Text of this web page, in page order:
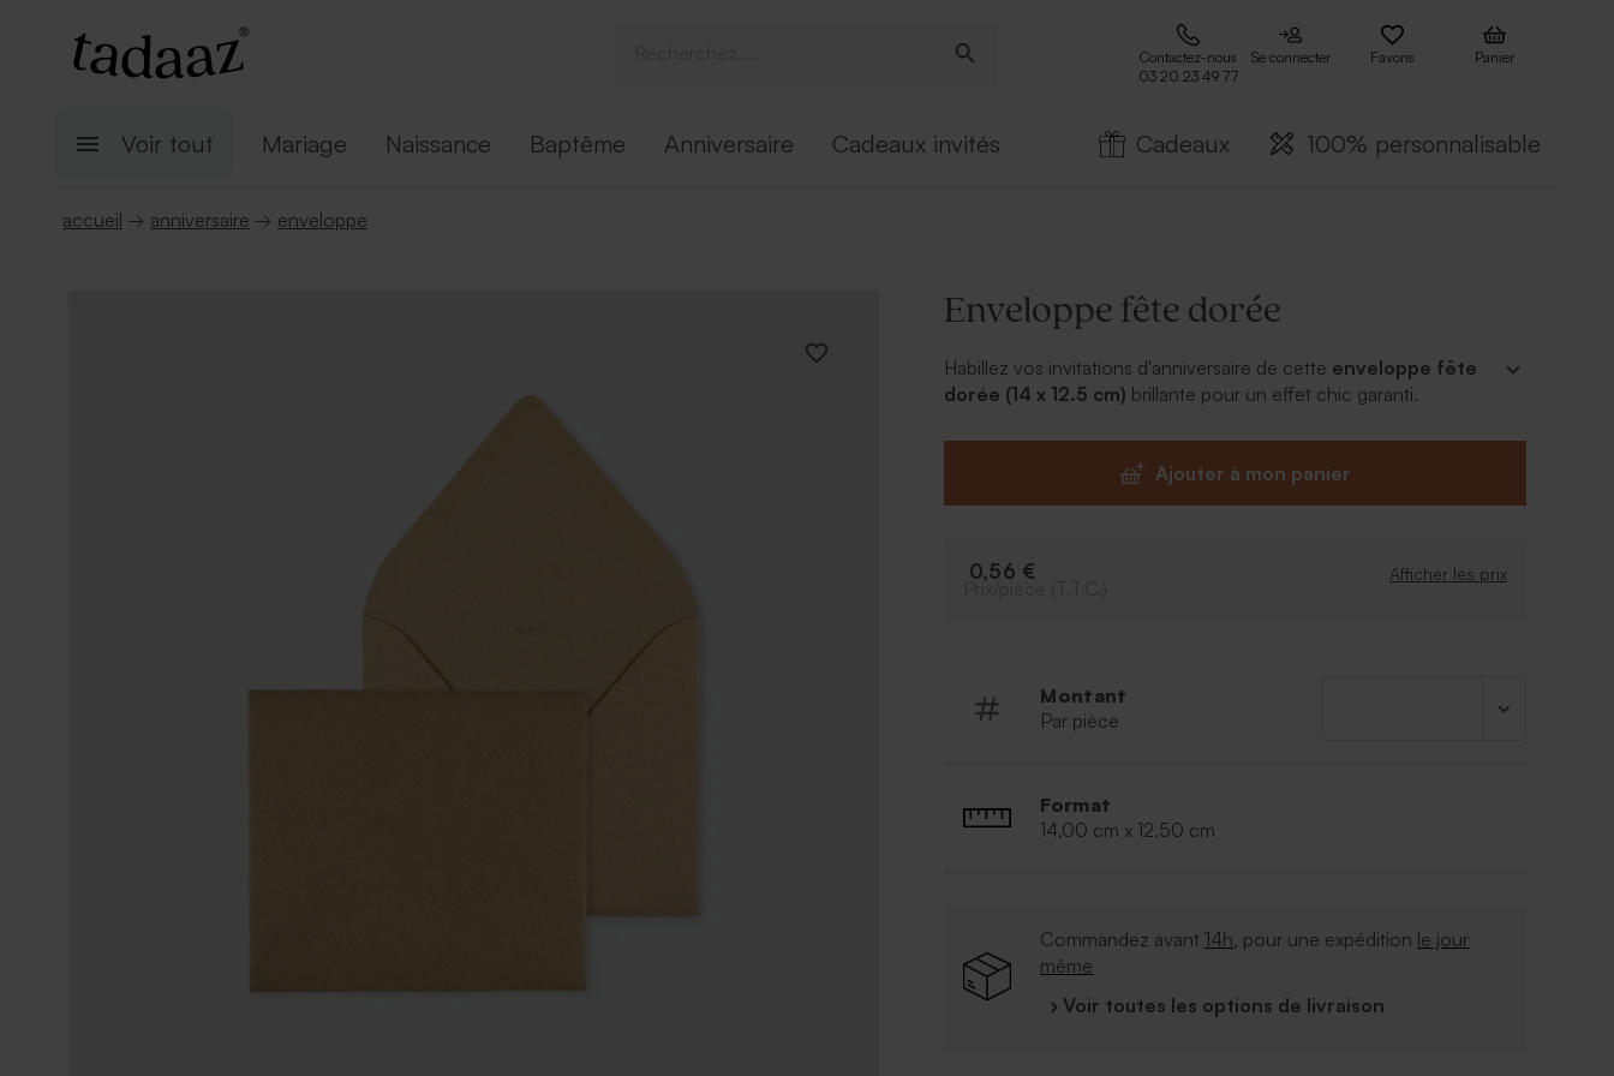
Contactez-nous
03 20 23 49 77
Se connecter Favoris Panier
Voir tout Mariage Naissance Baptême Anniversaire Cadeaux invités Cadeaux 100% personnalisable
accueil → anniversaire → enveloppe
Enveloppe fête dorée
Habillez vos invitations d'anniversaire de cette enveloppe fête
dorée (14 x 12.5 cm) brillante pour un effet chic garanti.
Ajouter à mon panier
0,56 € Afficher les prix
Montant
Par pièce
Format
14,00 cm x 12,50 cm
Commandez avant 14h, pour une expédition le jour
même
› Voir toutes les options de livraison